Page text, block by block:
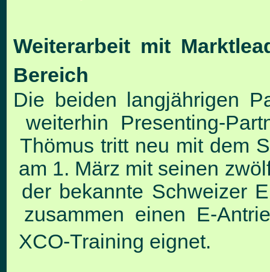
Weiterarbeit mit
Bereich
Die beiden langjährigen
weiterhin Presenting-
Thömus tritt neu mit dem
am 1. März mit seinen
der bekannte Schweizer
zusammen einen E-
XCO-Training eignet.